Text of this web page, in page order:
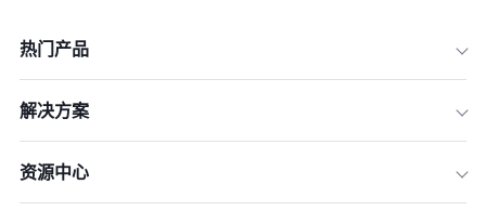
热门产品
解决方案
资源中心